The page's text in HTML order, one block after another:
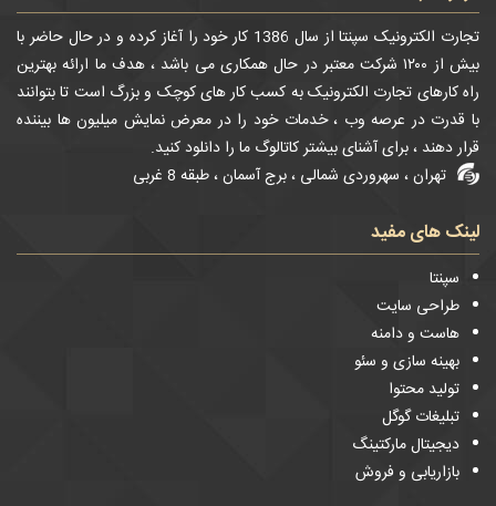
تجارت الکترونیک سپنتا از سال 1386 کار خود را آغاز کرده و در حال حاضر با
بیش از ۱۲۰۰ شرکت معتبر در حال همکاری می باشد ، هدف ما ارائه بهترین
راه کارهای تجارت الکترونیک به کسب کار های کوچک و بزرگ است تا بتوانند
با قدرت در عرصه وب ، خدمات خود را در معرض نمایش میلیون ها بیننده
قرار دهند ، برای آشنای بیشتر کاتالوگ ما را دانلود کنید.
تهران ، سهروردی شمالی ، برج آسمان ، طبقه 8 غربی
لینک های مفید
سپنتا
طراحی سایت
هاست و دامنه
بهینه سازی و سئو
تولید محتوا
تبلیغات گوگل
دیجیتال مارکتینگ
بازاریابی و فروش